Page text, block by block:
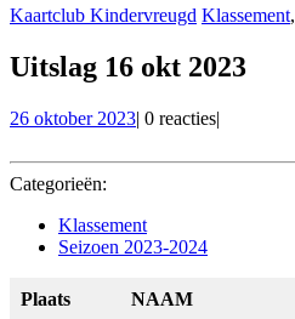
Kaartclub Kindervreugd Klassement,
Uitslag 16 okt 2023
26 oktober 202326
2023
| 0 reacties|
Categorieën:
Klassement
Seizoen 2023-2024
Plaats NAAM